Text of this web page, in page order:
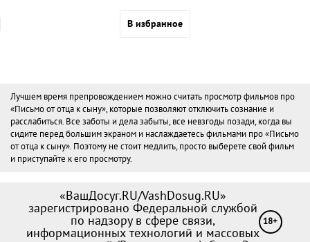
В избранное
Лучшем время препровождением можно считать просмотр фильмов про
«Письмо от отца к сыну», которые позволяют отключить сознание и
расслабиться. Все заботы и дела забыты, все невзгоды позади, когда вы
сидите перед большим экраном и наслаждаетесь фильмами про «Письмо
от отца к сыну». Поэтому не стоит медлить, просто выберете свой фильм
и приступайте к его просмотру.
«ВашДосуг.RU/VashDosug.RU»
зарегистрировано Федеральной службой
по надзору в сфере связи,
информационных технологий и массовых
18+